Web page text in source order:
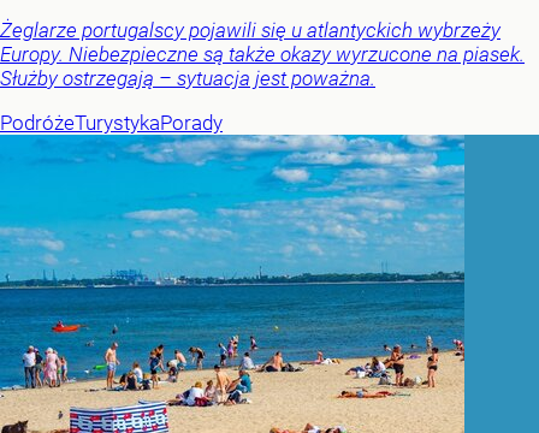
Żeglarze portugalscy pojawili się u atlantyckich wybrzeży
Europy. Niebezpieczne są także okazy wyrzucone na piasek.
Służby ostrzegają – sytuacja jest poważna.
PodróżeTurystykaPorady